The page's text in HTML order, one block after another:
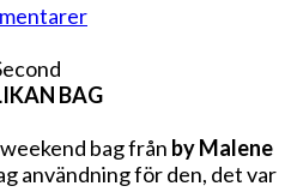
MED
BAG
bag från by Malene
användning för den, det var